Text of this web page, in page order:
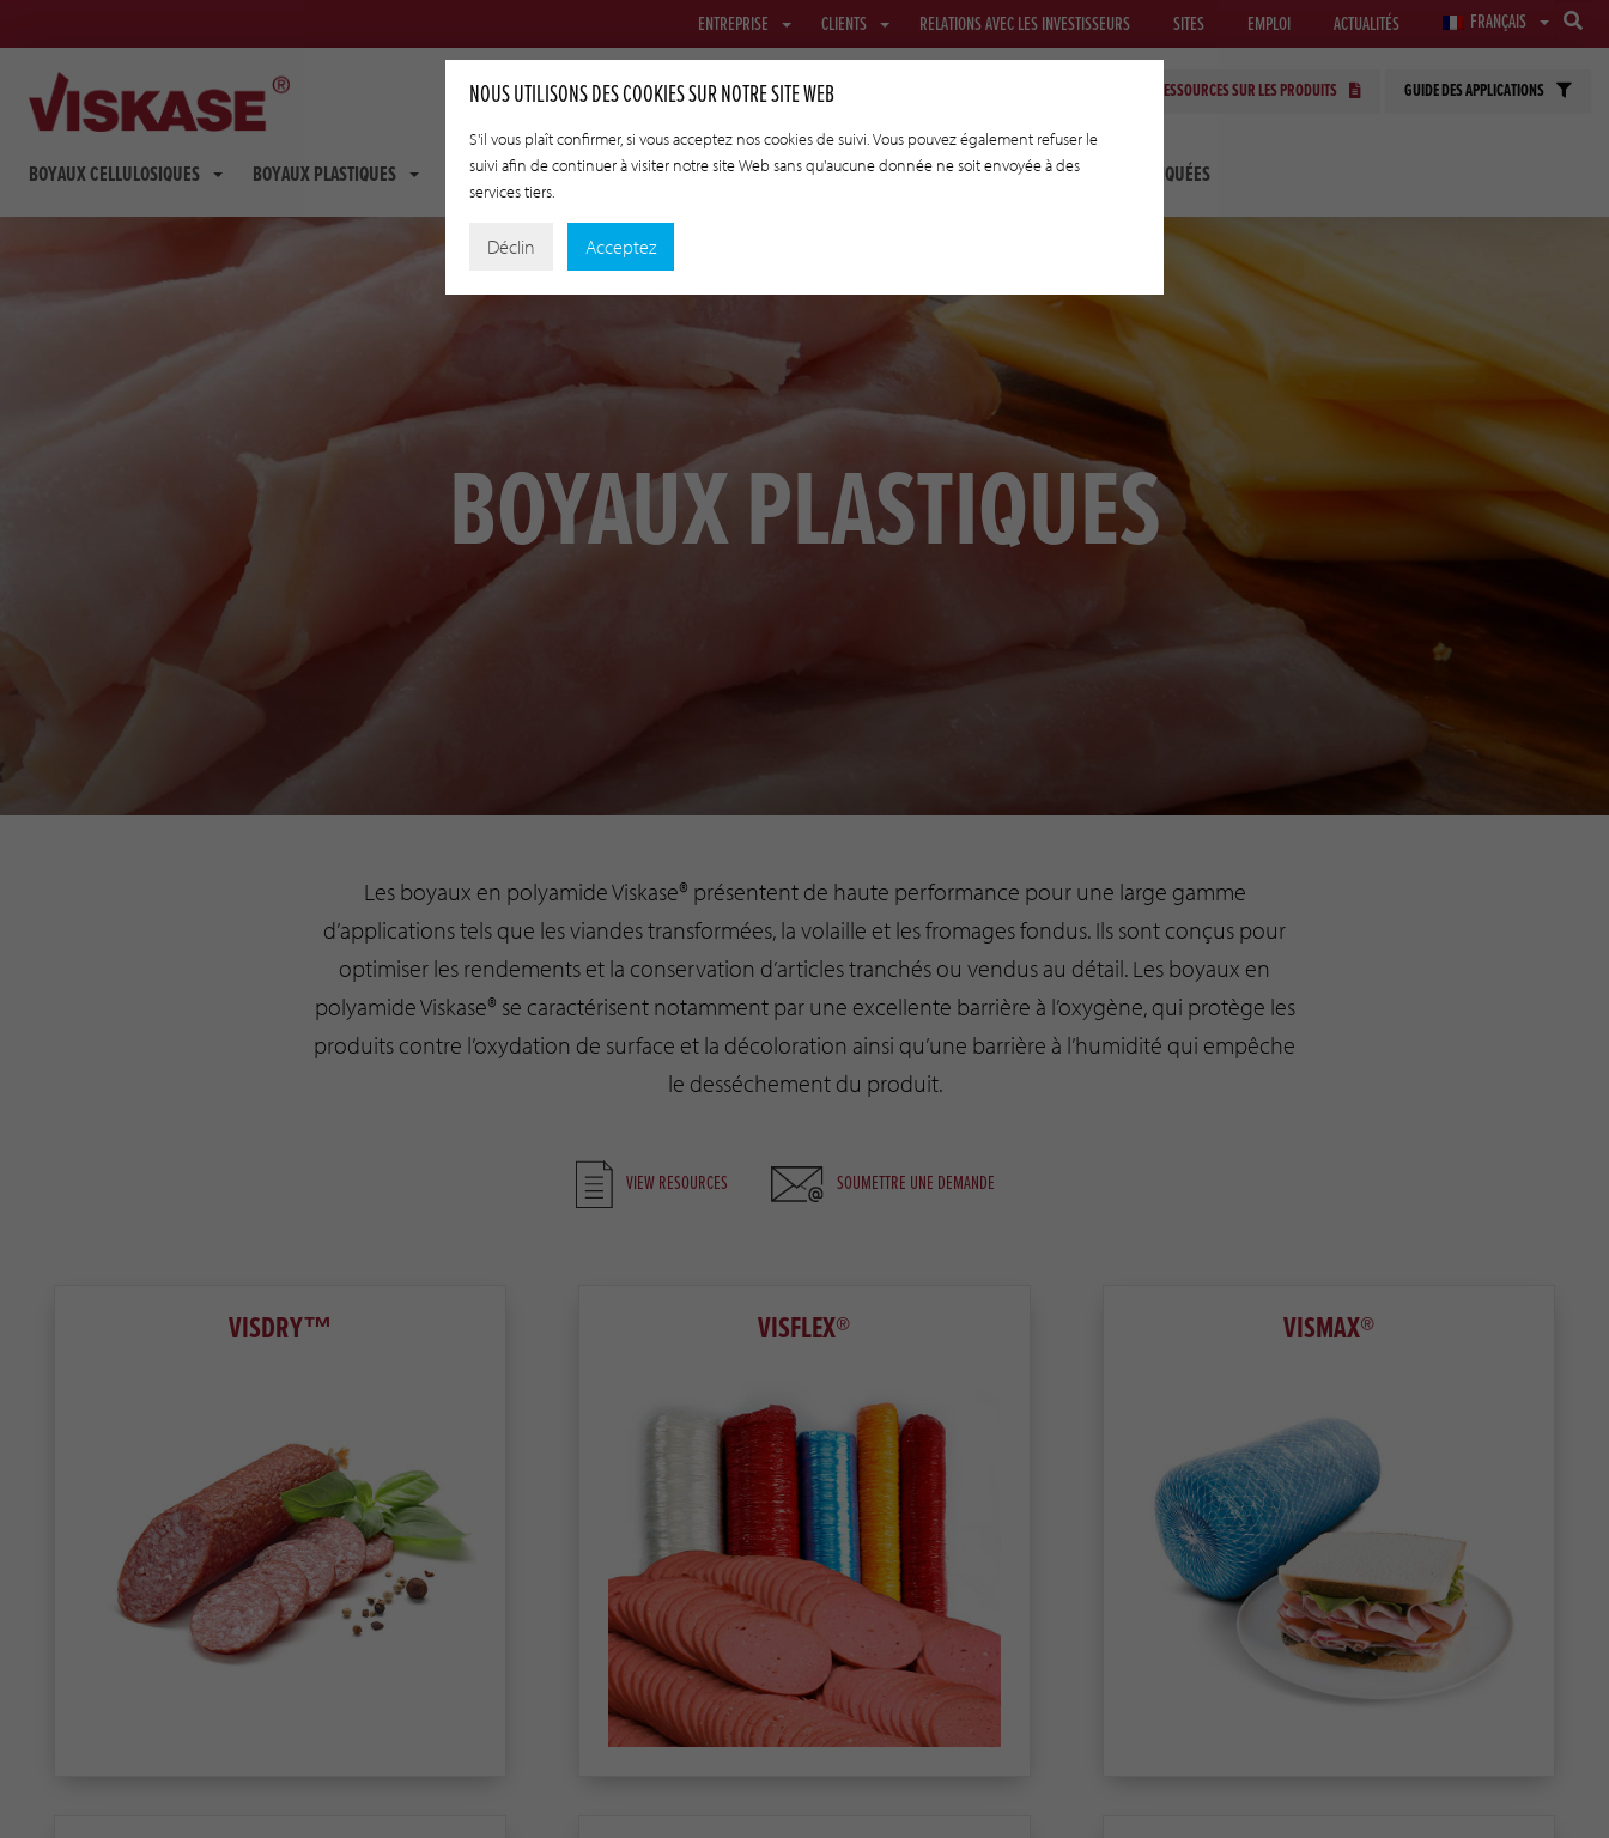
ENTREPRISE CLIENTS RELATIONS AVEC LES INVESTISSEURS SITES EMPLOI ACTUALITÉS FRANÇAIS
BOYAUX CELLULOSIQUES BOYAUX PLASTIQUES BOYAUX FIBROUS FILETS ET TEXTILES BOYAUX DE TRANSFERT TECHNOLOGIES APPLIQUÉES
RESSOURCES SUR LES PRODUITS GUIDE DES APPLICATIONS
BOYAUX PLASTIQUES
Les boyaux en polyamide Viskase® présentent de haute performance pour une large gamme
d’applications tels que les viandes transformées, la volaille et les fromages fondus. Ils sont conçus pour
optimiser les rendements et la conservation d’articles tranchés ou vendus au détail. Les boyaux en
polyamide Viskase® se caractérisent notamment par une excellente barrière à l’oxygène, qui protège les
produits contre l’oxydation de surface et la décoloration ainsi qu’une barrière à l’humidité qui empêche
le desséchement du produit.
VIEW RESOURCES SOUMETTRE UNE DEMANDE
VISDRY™ VISFLEX® VISMAX®
NOUS UTILISONS DES COOKIES SUR NOTRE SITE WEB
S'il vous plaît confirmer, si vous acceptez nos cookies de suivi. Vous pouvez également refuser le
suivi afin de continuer à visiter notre site Web sans qu'aucune donnée ne soit envoyée à des
services tiers.
Déclin Acceptez